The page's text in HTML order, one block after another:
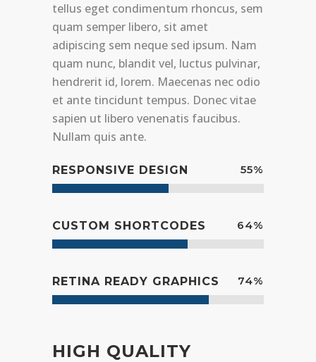
tellus eget condimentum rhoncus, sem
quam semper libero, sit amet
adipiscing sem neque sed ipsum. Nam
quam nunc, blandit vel, luctus pulvinar,
hendrerit id, lorem. Maecenas nec odio
et ante tincidunt tempus. Donec vitae
sapien ut libero venenatis faucibus.
Nullam quis ante.
RESPONSIVE DESIGN 55%
CUSTOM SHORTCODES 64%
RETINA READY GRAPHICS 74%
HIGH QUALITY